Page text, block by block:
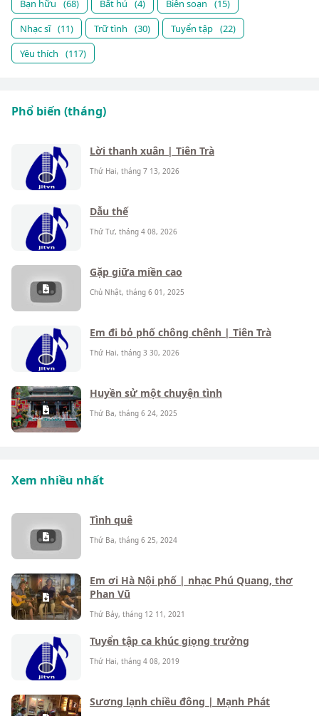
Bạn hữu (68) Bất hủ (4) Biên soạn
(15)
Nhạc sĩ (11) Trữ tình (30) Tuyển tập (22)
Yêu thích
(117)
Phổ biến (tháng)
Lời thanh xuân | Tiên Trà
Thứ Hai, tháng 7 13, 2026
Dẫu thế
Thứ Tư, tháng 4 08, 2026
Gặp giữa miền cao
Chủ Nhật, tháng 6 01, 2025
Em đi bỏ phố chông chênh | Tiên Trà
Thứ Hai, tháng 3 30, 2026
Huyền sử một chuyện tình
Thứ Ba, tháng 6 24, 2025
Xem nhiều nhất
Tình quê
Thứ Ba, tháng 6 25, 2024
Em ơi Hà Nội phố | nhạc Phú Quang, thơ
Phan Vũ
Thứ Bảy, tháng 12 11, 2021
Tuyển tập ca khúc giọng trưởng
Thứ Hai, tháng 4 08, 2019
Sương lạnh chiều đông | Mạnh Phát